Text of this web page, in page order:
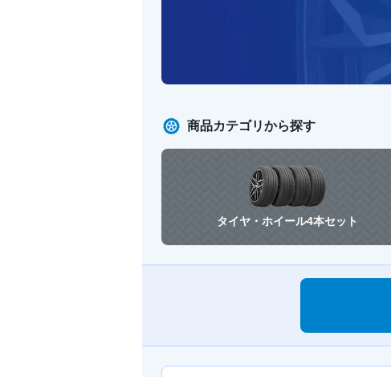
商品カテゴリから探す
タイヤ・ホイール4本セット